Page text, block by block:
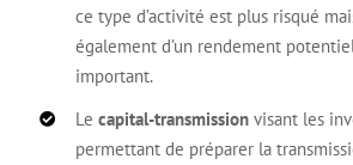
ce type d’activité est plus risqué
également d’un rendement
important.
Le capital-transmission visant les
permettant de préparer la